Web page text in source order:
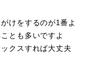
けをするのが1番よ
とも多いですよ
クスすれば大丈夫